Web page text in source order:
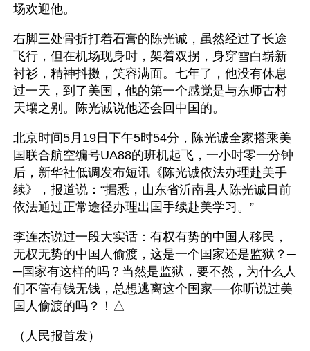
场欢迎他。
右脚三处骨折打着石膏的陈光诚，虽然经过了长途
飞行，但在机场现身时，架着双拐，身穿雪白崭新
衬衫，精神抖擞，笑容满面。七年了，他没有休息
过一天，到了美国，他的第一个感觉是与东师古村
天壤之别。陈光诚说他还会回中国的。
北京时间5月19日下午5时54分，陈光诚全家搭乘美
国联合航空编号UA88的班机起飞，一小时零一分钟
后，新华社低调发布短讯《陈光诚依法办理赴美手
续》，报道说：“据悉，山东省沂南县人陈光诚日前
依法通过正常途径办理出国手续赴美学习。”
李连杰说过一段大实话：有权有势的中国人移民，
无权无势的中国人偷渡，这是一个国家还是监狱？─
─国家有这样的吗？当然是监狱，要不然，为什么人
们不管有钱无钱，总想逃离这个国家──你听说过美
国人偷渡的吗？！△